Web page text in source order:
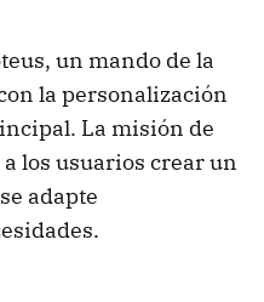
un mando de la
la personalización
La misión de
los usuarios crear un
adapte